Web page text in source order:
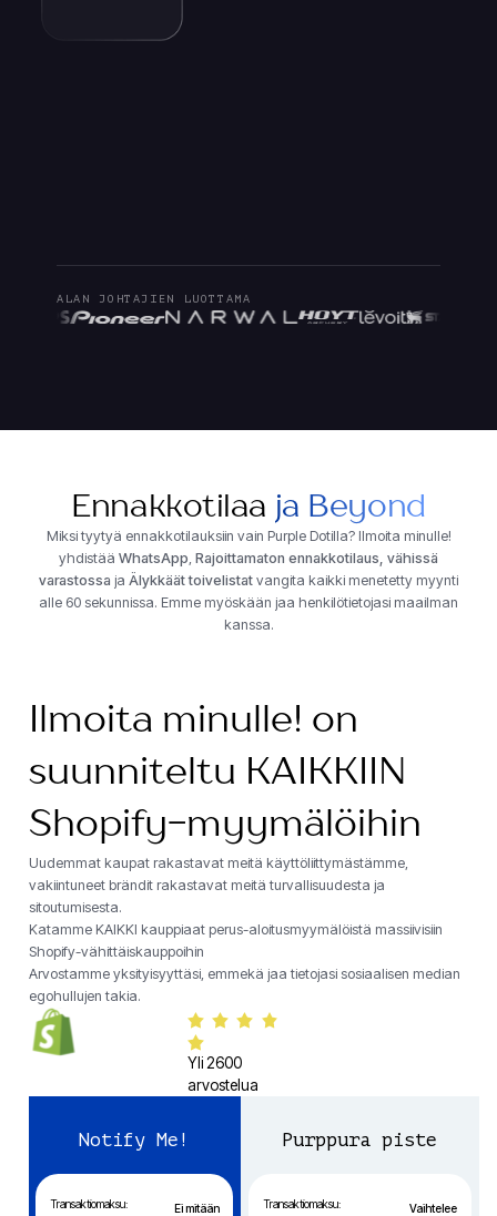
ALAN JOHTAJIEN LUOTTAMA
Ennakkotilaa ja Beyond
Miksi tyytyä ennakkotilauksiin vain Purple Dotilla? Ilmoita minulle!
yhdistää WhatsApp Rajoittamaton ennakkotilaus, vähissä
varastossa ja Älykkäät toivelistat vangita kaikki menetetty myynti
alle 60 sekunnissa. Emme myöskään jaa henkilötietojasi maailman
kanssa.
Ilmoita minulle! on
suunniteltu KAIKKIIN
Shopify-myymälöihin
Uudemmat kaupat rakastavat meitä käyttöliittymästämme,
vakiintuneet brändit rakastavat meitä turvallisuudesta ja
sitoutumisesta.
Katamme KAIKKI kauppiaat perus-aloitusmyymälöistä massiivisiin
Shopify-vähittäiskauppoihin
Arvostamme yksityisyyttäsi, emmekä jaa tietojasi sosiaalisen median
egohullujen takia.
Yli 2600
arvostelua
Notify Me!
Transaktiomaksu:
Ei mitään
Purppura piste
Transaktiomaksu:
Vaihtelee